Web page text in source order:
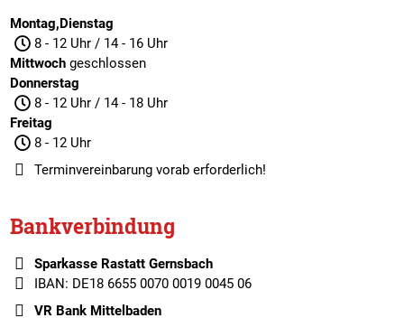
Montag,Dienstag
8 - 12 Uhr / 14 - 16 Uhr
Mittwochgeschlossen
Donnerstag
8 - 12 Uhr / 14 - 18 Uhr
Freitag
8 - 12 Uhr
Terminvereinbarungvorab erforderlich!
Bankverbindung
Sparkasse Rastatt Gernsbach
IBAN: DE18 6655 0070 0019 0045 06
VR Bank Mittelbaden